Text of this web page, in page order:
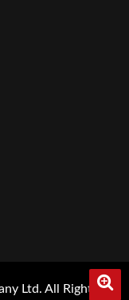
Ltd. All Rights